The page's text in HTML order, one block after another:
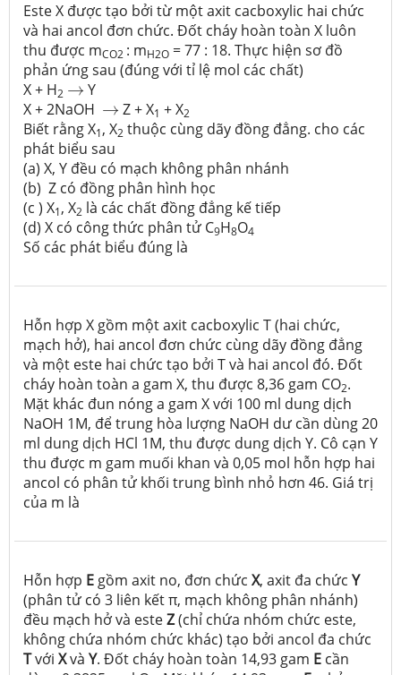
Este X được tạo bởi từ một axit cacboxylic hai chức
và hai ancol đơn chức. Đốt cháy hoàn toàn X luôn
thu được mCO2 : mH2O = 77 : 18. Thực hiện sơ đồ
phản ứng sau (đúng với tỉ lệ mol các chất)
X + H2 →
→Y
X + 2NaOH →
→ Z + X1 + X2
Biết rằng X1, X2 thuộc cùng dãy đồng đẳng. cho các
phát biểu sau
(a) X, Y đều có mạch không phân nhánh
(b) Z có đồng phân hình học
(c ) X1, X2 là các chất đồng đẳng kế tiếp
(d) X có công thức phân tử C9H8O4
Số các phát biểu đúng là
Hỗn hợp X gồm một axit cacboxylic T (hai chức,
mạch hở), hai ancol đơn chức cùng dãy đồng đẳng
và một este hai chức tạo bởi T và hai ancol đó. Đốt
cháy hoàn toàn a gam X, thu được 8,36 gam CO2.
Mặt khác đun nóng a gam X với 100 ml dung dịch
NaOH 1M, để trung hòa lượng NaOH dư cần dùng 20
ml dung dịch HCl 1M, thu được dung dịch Y. Cô cạn Y
thu được m gam muối khan và 0,05 mol hỗn hợp hai
ancol có phân tử khối trung bình nhỏ hơn 46. Giá trị
của m là
Hỗn hợp E gồm axit no, đơn chức X, axit đa chức Y
(phân tử có 3 liên kết π, mạch không phân nhánh)
đều mạch hở và esteZ(chỉ chứa nhóm chức este,
không chứa nhóm chức khác) tạo bởi ancol đa chức
Tvới Xvà Y. Đốt cháy hoàn toàn 14,93 gam E cần